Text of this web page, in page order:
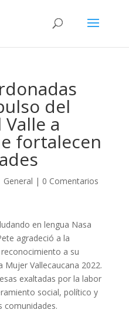
del
a
fortalecen
General | 0 Comentarios
en lengua Nasa
agradeció a la
a su
Vallecaucana 2022.
exaltadas por la labor
social, político y
comunidades.